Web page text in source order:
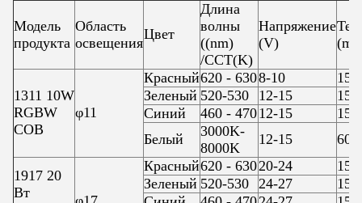
Модель
продукта
Область
освещения
Цвет
Длина
волны
((nm)
/CCT(K)
Напряжение
(V)
1311 10W
RGBW
COB
φ11
Красный620 - 6308-10
150
Зеленый 520-530 12-15
150
Синий
460 - 47012-15
150
Белый
3000K-
8000K
12-15 600
1917 20
Вт
Красный620 - 63020-24
150
Зеленый 520-530 24-27
150